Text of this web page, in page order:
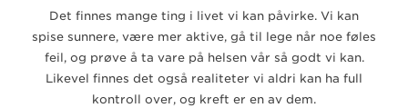
Det finnes mange ting i livet vi kan påvirke. Vi kan
spise sunnere, være mer aktive, gå til lege når noe føles
feil, og prøve å ta vare på helsen vår så godt vi kan.
Likevel finnes det også realiteter vi aldri kan ha full
kontroll over, og kreft er en av dem.